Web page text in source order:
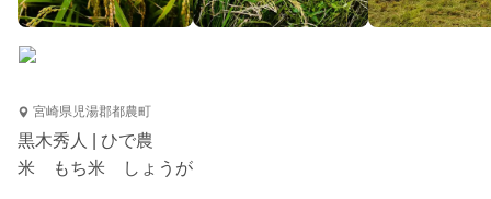
宮崎県児湯郡都農町
黒木秀人 | ひで農
米 もち米 しょうが